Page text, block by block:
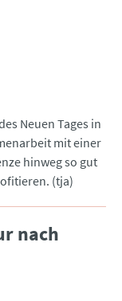
Neuen Tages in
mit einer
hinweg so gut
(tja)
nach